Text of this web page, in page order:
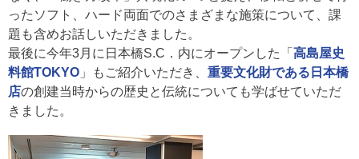
ったソフト、ハード両面でのさまざまな施策について、課
題も含めお話しいただきました。
最後に今年3月に日本橋S.C．内にオープンした「 高島屋史
料館TOKYO 」もご紹介いただき、 重要文化財である日本橋
店の創建当時からの歴史と伝統についても学ばせていただ
きました。